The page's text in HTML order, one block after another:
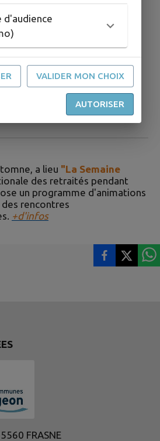
a lieu "La Semaine
des retraités pendant
un programme d'animations
des rencontres
+d'infos
FRASNE
d'audience
VALIDER MON CHOIX
AUTORISER